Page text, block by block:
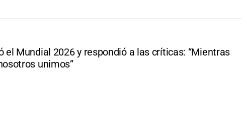
el Mundial 2026 y respondió a las críticas: “Mientras
unimos”